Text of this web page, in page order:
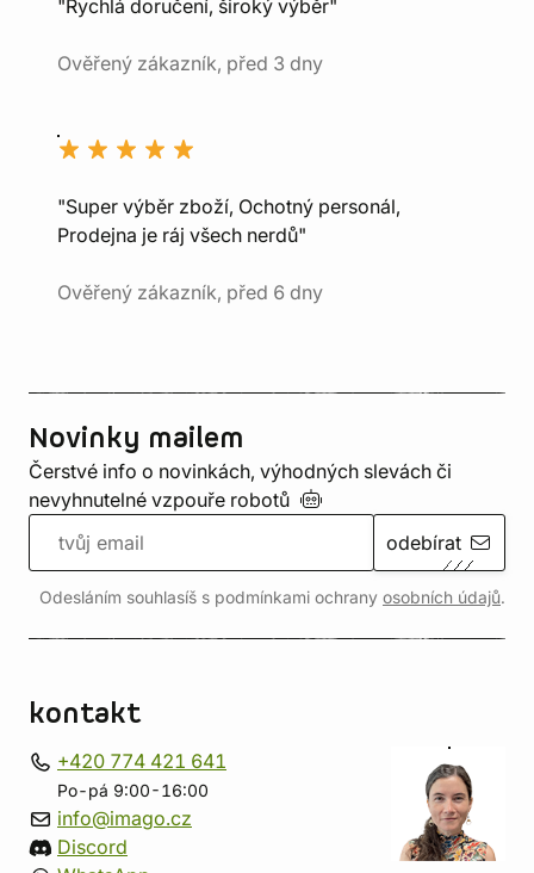
"Rychlá doručení, široký výběr"
Ověřený zákazník, před 3 dny
"Super výběr zboží, Ochotný personál,
Prodejna je ráj všech nerdů"
Ověřený zákazník, před 6 dny
Novinky mailem
Čerstvé info o novinkách, výhodných slevách či
nevyhnutelné vzpouře robotů
odebírat
Odesláním souhlasíš s podmínkami ochrany osobních údajů.
kontakt
+420 774 421 641
Po-pá 9:00-16:00
info@imago.cz
Discord